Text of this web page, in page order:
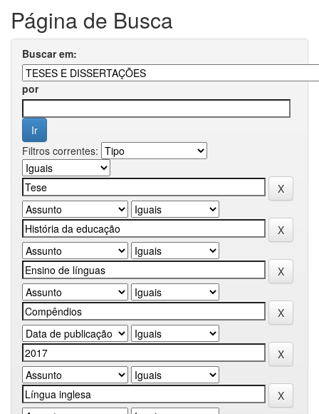
Página de Busca
Buscar em:
por
Filtros correntes: